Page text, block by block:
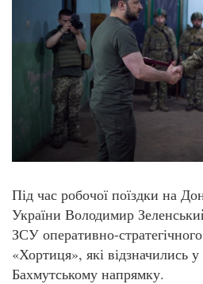
Під час робочої поїздки на
України Володимир
ЗСУ оперативно-
«Хортиця», які відзначились
Бахмутському напрямку.